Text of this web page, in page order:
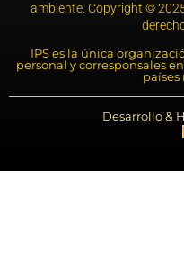
ambiente. Copyright ©
IPS es la única
personal y corresponsales
países
Desarrollo &